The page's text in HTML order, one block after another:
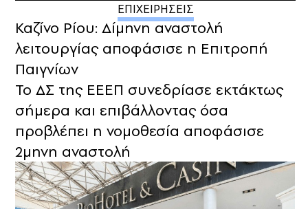
ΕΠΙΧΕΙΡΗΣΕΙΣ
Καζίνο Ρίου: Δίμηνη αναστολή
λειτουργίας αποφάσισε η Επιτροπή
Παιγνίων
Το ΔΣ της ΕΕΕΠ συνεδρίασε εκτάκτως
σήμερα και επιβάλλοντας όσα
προβλέπει η νομοθεσία αποφάσισε
2μηνη αναστολή